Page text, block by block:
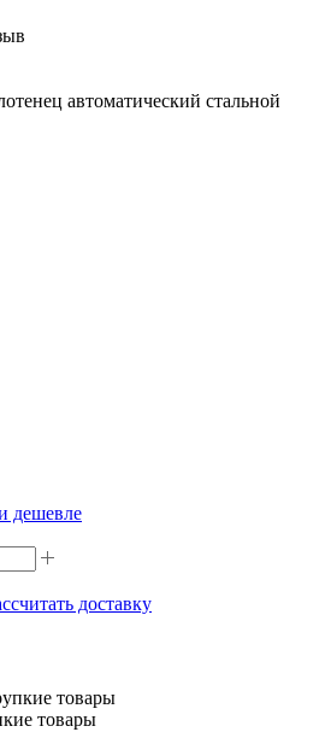
автоматический стальной
дешевле
доставку
товары